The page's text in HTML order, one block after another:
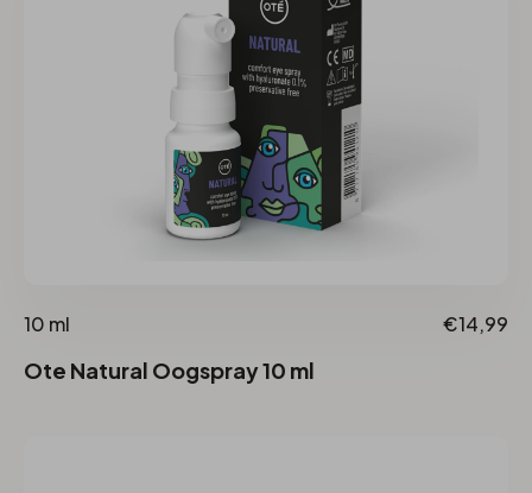
10 ml €14,99
Ote Natural Oogspray 10 ml